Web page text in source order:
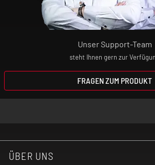
Unser Support-Team
steht Ihnen gern zur
FRAGEN ZUM PRODUKT
ÜBER UNS